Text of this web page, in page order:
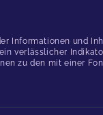
Informationen und
verlässlicher
zu den mit einer